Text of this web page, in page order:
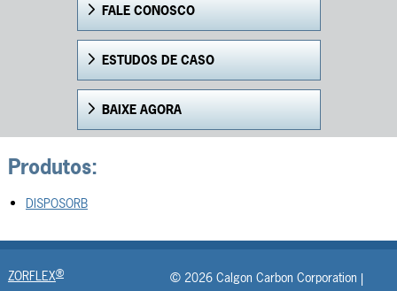
FALE CONOSCO
ESTUDOS DE CASO
BAIXE AGORA
Produtos:
DISPOSORB
ZORFLEX®
© 2026 Calgon Carbon Corporation |